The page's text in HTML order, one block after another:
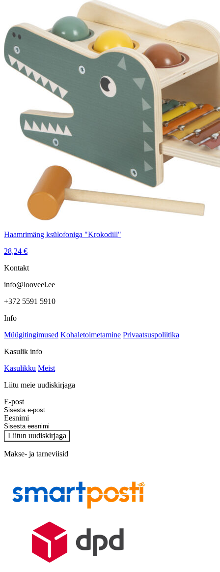
Haamrimäng ksülofoniga "Krokodill"
28,24 €
Kontakt
info@looveel.ee
+372 5591 5910
Info
Müügitingimused Kohaletoimetamine Privaatsuspoliitika
Kasulik info
Kasulikku Meist
Liitu meie uudiskirjaga
E-post
Eesnimi
Liitun uudiskirjaga
Makse- ja tarneviisid